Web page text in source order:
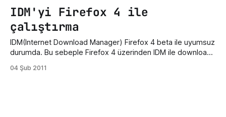
IDM'yi Firefox 4 ile
çalıştırma
IDM(Internet Download Manager) Firefox 4 beta ile uyumsuz
durumda. Bu sebeple Firefox 4 üzerinden IDM ile download
mümkün. IDM'yi kurduktan sonra FlashGot eklentisini
04 Şub 2011